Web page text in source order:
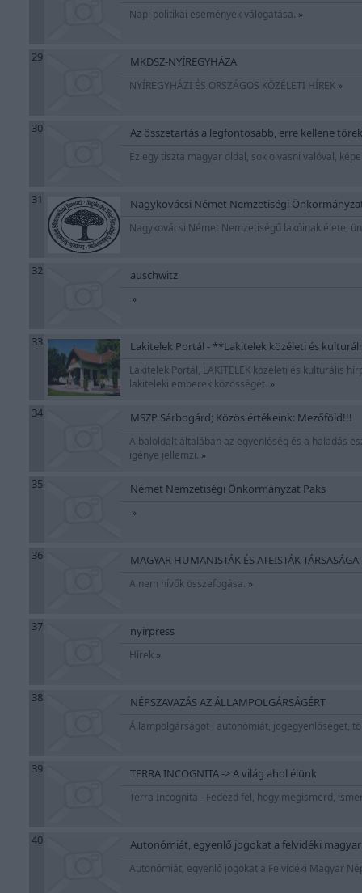
Napi politikai események válogatása. »
29 MKDSZ-NYÍREGYHÁZA
NYÍREGYHÁZI ÉS ORSZÁGOS KÖZÉLETI HÍREK »
30 Az összetartás a legfontosabb, erre kellene
Ez egy tiszta magyar oldal, sok olvasni valóval,
31 Nagykovácsi Német Nemzetiségi
Nagykovácsi Német Nemzetiségű lakóinak élete,
32 auschwitz
»
33 Lakitelek Portál - **Lakitelek közéleti és
Lakitelek Portál, LAKITELEK közéleti és kulturális
lakiteleki emberek közösségét. »
34 MSZP Sárbogárd; Közös értékeink: Mezőföld!!!
A baloldalt általában az egyenlőség és a haladás
igénye jellemzi. »
35 Német Nemzetiségi Önkormányzat Paks
»
36 MAGYAR HUMANISTÁK ÉS ATEISTÁK TÁRSASÁGA
A nem hívők összefogása. »
37 nyirpress
Hírek »
38 NÉPSZAVAZÁS AZ ÁLLAMPOLGÁRSÁGÉRT
Állampolgárságot , autonómiát, jogegyenlőséget,
39 TERRA INCOGNITA -> A világ ahol élünk
Terra Incognita - Fedezd fel, hogy megismerd,
40 Autonómiát, egyenlő jogokat a felvidéki
Autonómiát, egyenlő jogokat a Felvidéki Magyar